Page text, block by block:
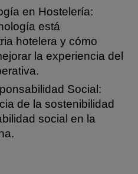
en Hostelería:
está
hotelera y cómo
la experiencia del
Social:
de la sostenibilidad
social en la